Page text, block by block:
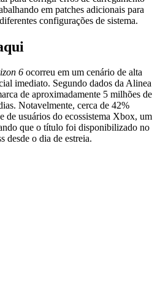
em patches adicionais para
configurações de sistema.
6 ocorreu em um cenário de alta
imediato. Segundo dados da Alinea
de aproximadamente 5 milhões de
Notavelmente, cerca de 42%
de usuários do ecossistema Xbox, um
que o título foi disponibilizado no
desde o dia de estreia.